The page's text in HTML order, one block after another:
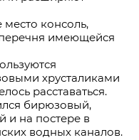
консоль,
имеющейся
хрусталиками
расставаться.
бирюзовый,
и на постере в
водных каналов.